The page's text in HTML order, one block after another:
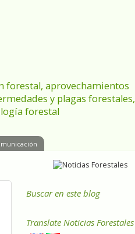
forestal, aprovechamientos
y plagas forestales,
forestal
Buscar en este blog
Translate Noticias Forestales